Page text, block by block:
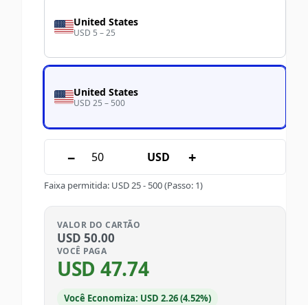
United States
USD 5 – 25
United States
USD 25 – 500
− USD +
Faixa permitida: USD25- 500(Passo: 1)
VALOR DO CARTÃO
USD 50.00
VOCÊ PAGA
USD 47.74
Você Economiza: USD 2.26 (4.52%)